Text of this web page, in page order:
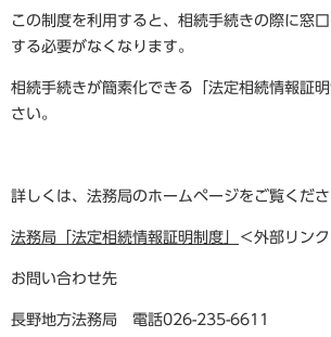
この制度を利用すると、相続手続きの際に窓
する必要がなくなります。
相続手続きが簡素化できる「法定相続情報証
さい。
詳しくは、法務局のホームページをご覧くださ
法務局「法定相続情報証明制度」 ＜外部リンク
お問い合わせ先
長野地方法務局 電話026-235-6611